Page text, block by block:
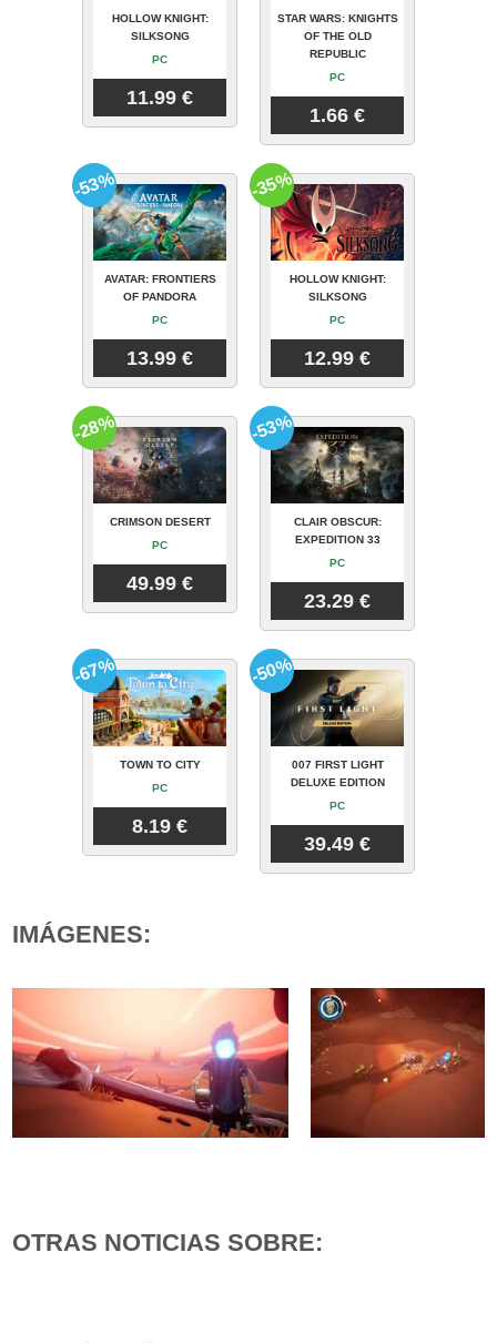
HOLLOW KNIGHT:
SILKSONG
PC
11.99 €
STAR WARS: KNIGHTS
OF THE OLD
REPUBLIC
PC
1.66 €
AVATAR: FRONTIERS
OF PANDORA
PC
13.99 €
-53%
HOLLOW KNIGHT:
SILKSONG
PC
12.99 €
-35%
CRIMSON DESERT
PC
49.99 €
-28%
CLAIR OBSCUR:
EXPEDITION 33
PC
23.29 €
-53%
TOWN TO CITY
PC
8.19 €
-67%
007 FIRST LIGHT
DELUXE EDITION
PC
39.49 €
-50%
IMÁGENES:
OTRAS NOTICIAS SOBRE: